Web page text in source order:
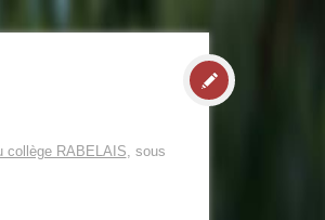
collège RABELAIS, sous